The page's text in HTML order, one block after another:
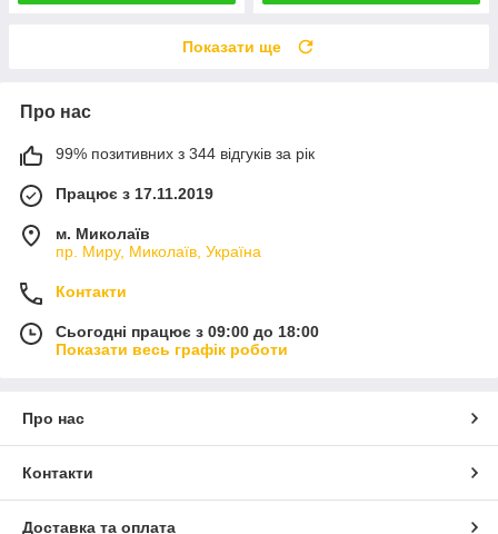
Показати ще
Про нас
99% позитивних з 344 відгуків за рік
Працює з 17.11.2019
м. Миколаїв
пр. Миру, Миколаїв, Україна
Контакти
Сьогодні працює з 09:00 до 18:00
Показати весь графік роботи
Про нас
Контакти
Доставка та оплата